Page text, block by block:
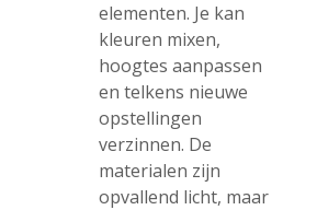
elementen. Je kan
kleuren mixen,
hoogtes aanpassen
en telkens nieuwe
opstellingen
verzinnen. De
materialen zijn
opvallend licht, maar